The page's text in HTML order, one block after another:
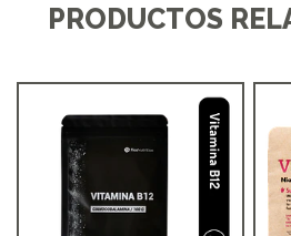
PRODUCTOS